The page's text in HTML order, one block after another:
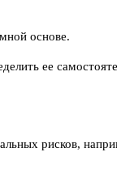
основе.
ее
рисков,